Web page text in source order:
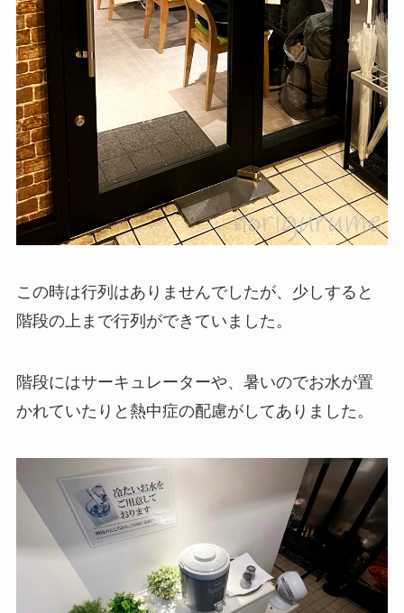
この時は行列はありませんでしたが、少しすると
階段の上まで行列ができていました。
階段にはサーキュレーターや、暑いのでお水が置
かれていたりと熱中症の配慮がしてありました。